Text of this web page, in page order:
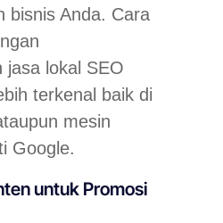
bisnis Anda. Cara
jasa lokal SEO
terkenal baik di
mesin
Google.
untuk Promosi